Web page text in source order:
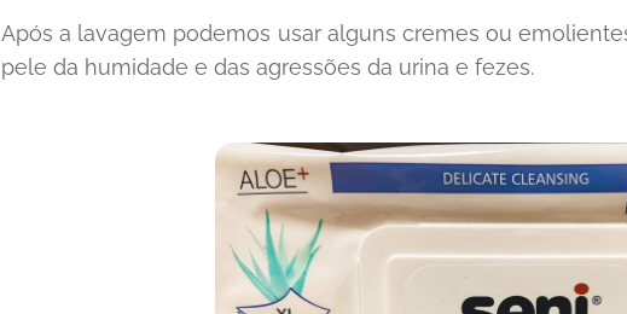
Após a lavagem podemos usar alguns cremes ou
pele da humidade e das agressões da urina e fezes.